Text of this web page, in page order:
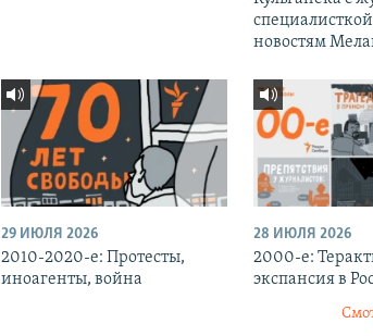
новостям
29 ИЮЛЯ 2026
2010-2020-е: Протесты,
иноагенты, война
28 ИЮЛЯ 2026
2000-е:
экспансия в